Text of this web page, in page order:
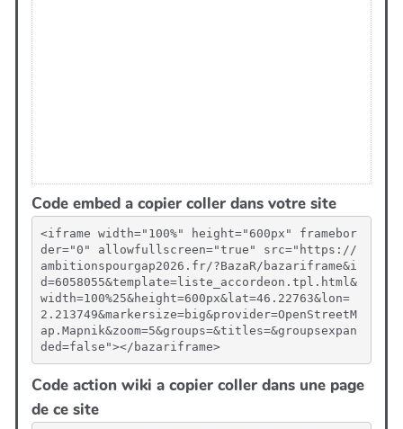
Code embed a copier coller dans votre site
<iframe width="100%" height="600px" framebor
der="0" allowfullscreen="true" src="https://
ambitionspourgap2026.fr/?BazaR/bazariframe&i
d=6058055&template=liste_accordeon.tpl.html&
width=100%25&height=600px&lat=46.22763&lon=
2.213749&markersize=big&provider=OpenStreetM
ap.Mapnik&zoom=5&groups=&titles=&groupsexpan
ded=false"></bazariframe>
Code action wiki a copier coller dans une page
de ce site